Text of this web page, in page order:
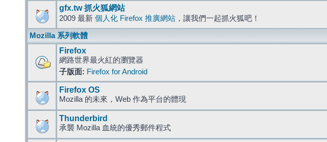
gfx.tw 抓火狐網站
2009 最新 個人化 Firefox 推廣網站 ，讓我們一起抓火狐吧！
Mozilla 系列軟體
Firefox
網路世界最火紅的瀏覽器
子版面: Firefox for Android
Firefox OS
Mozilla 的未來，Web 作為平台的體現
Thunderbird
承襲 Mozilla 血統的優秀郵件程式